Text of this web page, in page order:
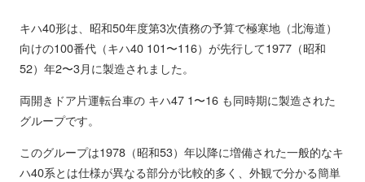
キハ40形は、昭和50年度第3次債務の予算で極寒地（北海道）
向けの100番代（キハ40 101〜116）が先行して1977（昭和
52）年2〜3月に製造されました。
両開きドア片運転台車の キハ47 1〜16 も同時期に製造された
グループです。
このグループは1978（昭和53）年以降に増備された一般的なキ
ハ40系とは仕様が異なる部分が比較的多く、外観で分かる簡単